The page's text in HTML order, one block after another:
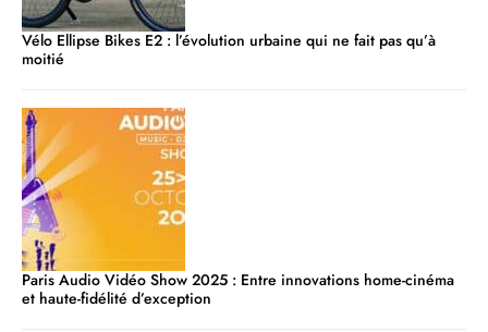
Vélo Ellipse Bikes E2 : l’évolution urbaine qui ne fait pas qu’à
moitié
Paris Audio Vidéo Show 2025 : Entre innovations home-cinéma
et haute-fidélité d’exception